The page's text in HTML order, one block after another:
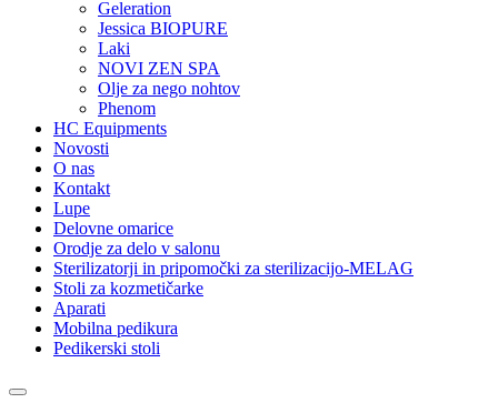
Geleration
Jessica BIOPURE
Laki
NOVI ZEN SPA
Olje za nego nohtov
Phenom
HC Equipments
Novosti
O nas
Kontakt
Lupe
Delovne omarice
Orodje za delo v salonu
Sterilizatorji in pripomočki za sterilizacijo-MELAG
Stoli za kozmetičarke
Aparati
Mobilna pedikura
Pedikerski stoli